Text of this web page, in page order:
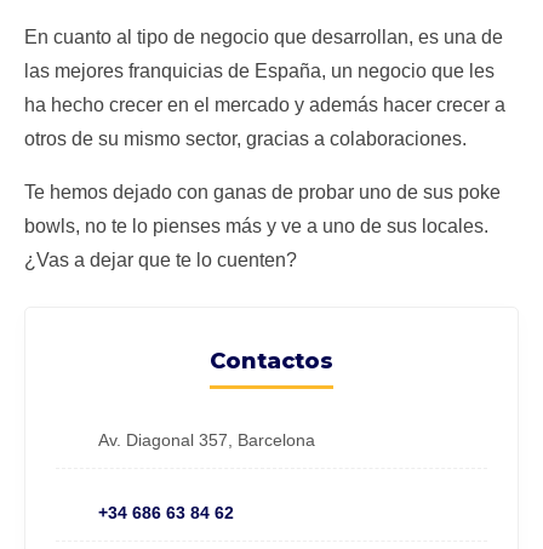
Contactos
Av. Diagonal 357, Barcelona
+34 686 63 84 62
En cuanto al tipo de negocio que desarrollan, es una de
las mejores franquicias de España, un negocio que les
ha hecho crecer en el mercado y además hacer crecer a
otros de su mismo sector, gracias a colaboraciones.
Te hemos dejado con ganas de probar uno de sus poke
bowls, no te lo pienses más y ve a uno de sus locales.
¿Vas a dejar que te lo cuenten?